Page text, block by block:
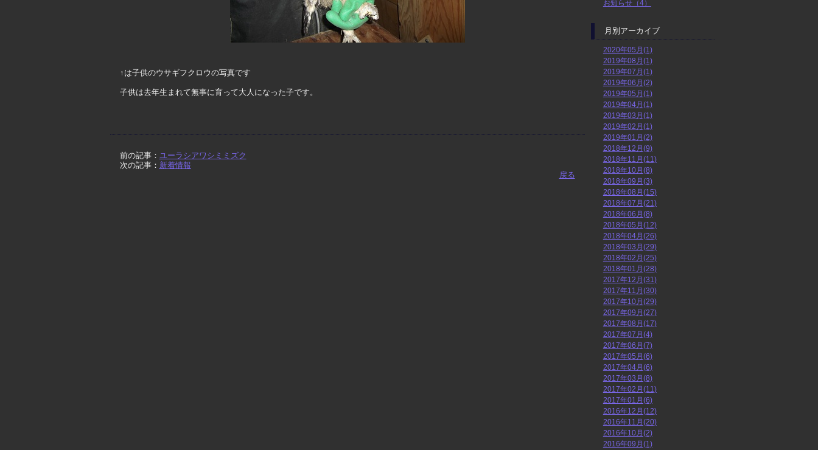
↑は子供のウサギフクロウの写真です
子供は去年生まれて無事に育って大人になった子です。
前の記事： ユーラシアワシミミズク
次の記事： 新着情報
戻る
お知らせ（4）
月別アーカイブ
2020年05月(1)
2019年08月(1)
2019年07月(1)
2019年06月(2)
2019年05月(1)
2019年04月(1)
2019年03月(1)
2019年02月(1)
2019年01月(2)
2018年12月(9)
2018年11月(11)
2018年10月(8)
2018年09月(3)
2018年08月(15)
2018年07月(21)
2018年06月(8)
2018年05月(12)
2018年04月(26)
2018年03月(29)
2018年02月(25)
2018年01月(28)
2017年12月(31)
2017年11月(30)
2017年10月(29)
2017年09月(27)
2017年08月(17)
2017年07月(4)
2017年06月(7)
2017年05月(6)
2017年04月(6)
2017年03月(8)
2017年02月(11)
2017年01月(6)
2016年12月(12)
2016年11月(20)
2016年10月(2)
2016年09月(1)